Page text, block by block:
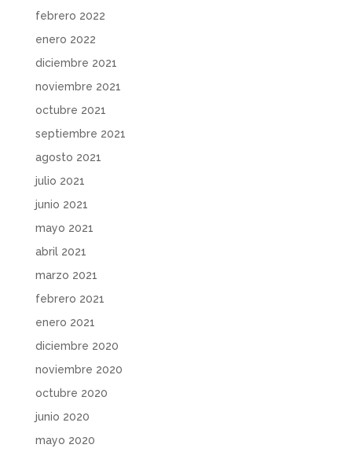
febrero 2022
enero 2022
diciembre 2021
noviembre 2021
octubre 2021
septiembre 2021
agosto 2021
julio 2021
junio 2021
mayo 2021
abril 2021
marzo 2021
febrero 2021
enero 2021
diciembre 2020
noviembre 2020
octubre 2020
junio 2020
mayo 2020